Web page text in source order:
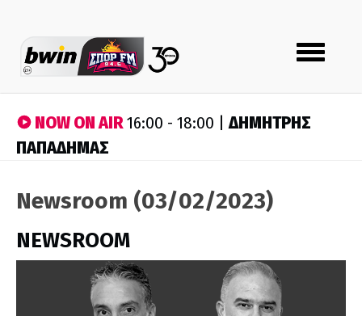
Toggle
navigation
NOW ON AIR16:00 - 18:00 |ΔΗΜΗΤΡΗΣ
ΠΑΠΑΔΗΜΑΣ
Newsroom (03/02/2023)
NEWSROOM